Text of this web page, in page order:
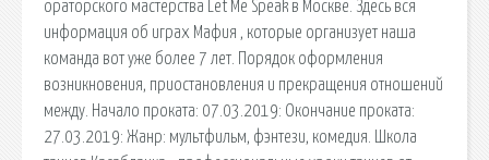
ораторского мастерства Let Me Speak в Москве. Здесь вся
информация об играх Мафия , которые организует наша
команда вот уже более 7 лет. Порядок оформления
возникновения, приостановления и прекращения отношений
между. Начало проката: 07.03.2019: Окончание проката:
27.03.2019: Жанр: мультфильм, фэнтези, комедия. Школа